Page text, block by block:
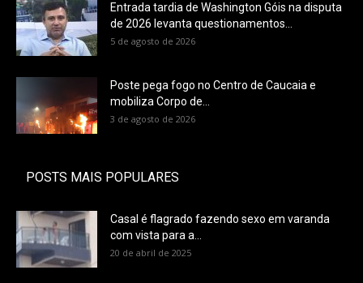
Entrada tardia de Washington Góis na disputa
de 2026 levanta questionamentos...
5 de agosto de 2026
Poste pega fogo no Centro de Caucaia e
mobiliza Corpo de...
3 de agosto de 2026
POSTS MAIS POPULARES
Casal é flagrado fazendo sexo em varanda
com vista para a...
20 de abril de 2025